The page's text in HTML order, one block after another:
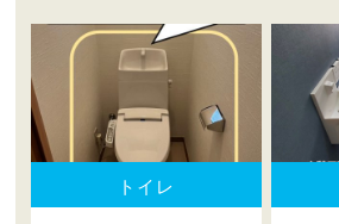
トイレ